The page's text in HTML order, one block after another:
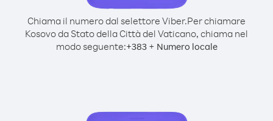
Chiama il numero dal selettore Viber.Per chiamare
Kosovo da Stato della Città del Vaticano, chiama nel
modo seguente:+383+ Numero locale